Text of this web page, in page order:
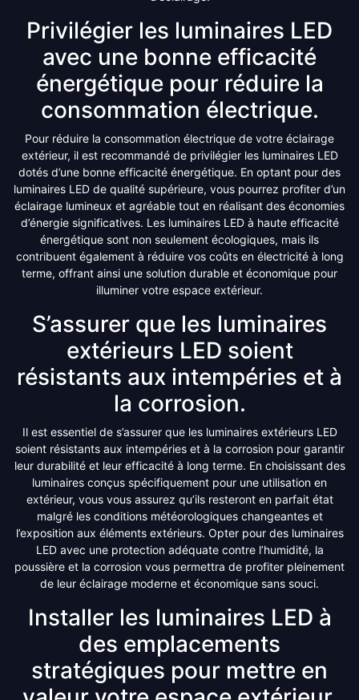
Privilégier les luminaires LED
avec une bonne efficacité
énergétique pour réduire la
consommation électrique.
Pour réduire la consommation électrique de votre éclairage
extérieur, il est recommandé de privilégier les luminaires LED
dotés d’une bonne efficacité énergétique. En optant pour des
luminaires LED de qualité supérieure, vous pourrez profiter d’un
éclairage lumineux et agréable tout en réalisant des économies
d’énergie significatives. Les luminaires LED à haute efficacité
énergétique sont non seulement écologiques, mais ils
contribuent également à réduire vos coûts en électricité à long
terme, offrant ainsi une solution durable et économique pour
illuminer votre espace extérieur.
S’assurer que les luminaires
extérieurs LED soient
résistants aux intempéries et à
la corrosion.
Il est essentiel de s’assurer que les luminaires extérieurs LED
soient résistants aux intempéries et à la corrosion pour garantir
leur durabilité et leur efficacité à long terme. En choisissant des
luminaires conçus spécifiquement pour une utilisation en
extérieur, vous vous assurez qu’ils resteront en parfait état
malgré les conditions météorologiques changeantes et
l’exposition aux éléments extérieurs. Opter pour des luminaires
LED avec une protection adéquate contre l’humidité, la
poussière et la corrosion vous permettra de profiter pleinement
de leur éclairage moderne et économique sans souci.
Installer les luminaires LED à
des emplacements
stratégiques pour mettre en